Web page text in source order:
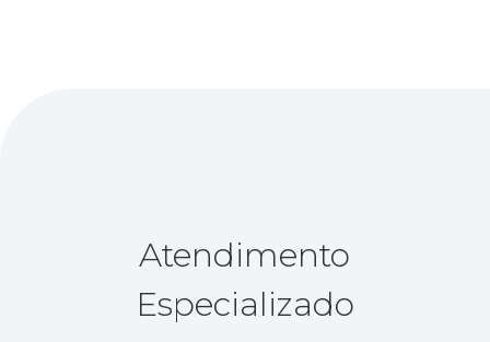
Atendimento
Especializado